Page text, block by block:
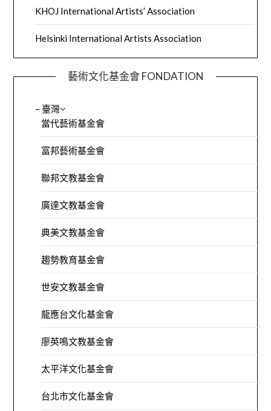
KHOJ International Artists’ Association
Helsinki International Artists Association
藝術文化基金會 FONDATION
– 臺灣
當代藝術基金會
富邦藝術基金會
聯邦文教基金會
廣達文教基金會
典美文教基金會
趨勢教育基金會
世安文教基金會
龍應台文化基金會
廖英鳴文教基金會
太平洋文化基金會
台北市文化基金會